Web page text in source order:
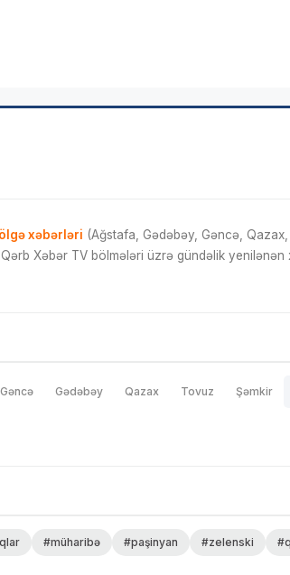
xəbərləri (Ağstafa, Gədəbəy, Gəncə,
Xəbər TV bölmələri üzrə gündəlik yenilənən
Gəncə Gədəbəy Qazax Tovuz Şəmkir
#müharibə #paşinyan #zelenski